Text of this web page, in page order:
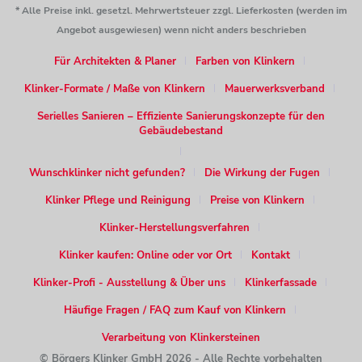
esRiemchen in Grau, Anthrazit,Rot, Braunetc. gibt und damit
(fast) jeder Wunsch für die Fassadengestaltung erfüllt
werden kann.
Weitere Nutzungsmöglichkeiten für
Riemchen im Außenbereich
Immobilien kommen Klinkerriemchen von Vandersanden zum
werden sollen. Mit vergleichsweise wenig Aufwand lassen
sich Klinkerfassaden mit Riemchen neu gestalten und geben
Glanz erscheinen. Durch die große Auswahl an Riemchen, die
Vandersanden im Sortiment hat, lassen sich die bestehenden
Vorgaben von offizieller Seite (wie häufig bei historischen
* Alle Preise inkl. gesetzl. Mehrwertsteuer zzgl. Lieferkosten (werden im
Angebot ausgewiesen) wenn nicht anders beschrieben
Für Architekten & Planer
Farben von Klinkern
Klinker-Formate / Maße von Klinkern
Mauerwerksverband
Serielles Sanieren – Effiziente Sanierungskonzepte für den
Gebäudebestand
Wunschklinker nicht gefunden?
Die Wirkung der Fugen
Klinker Pflege und Reinigung
Preise von Klinkern
Klinker-Herstellungsverfahren
Klinker kaufen: Online oder vor Ort
Kontakt
Klinker-Profi - Ausstellung & Über uns
Klinkerfassade
Häufige Fragen / FAQ zum Kauf von Klinkern
Verarbeitung von Klinkersteinen
© Börgers Klinker GmbH 2026 - Alle Rechte vorbehalten